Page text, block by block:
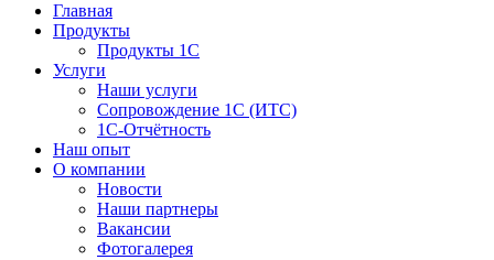
Главная
Продукты
Продукты 1С
Услуги
Наши услуги
Сопровождение 1С (ИТС)
1С-Отчётность
Наш опыт
О компании
Новости
Наши партнеры
Вакансии
Фотогалерея